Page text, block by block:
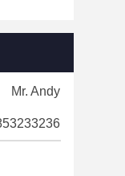
Mr. Andy